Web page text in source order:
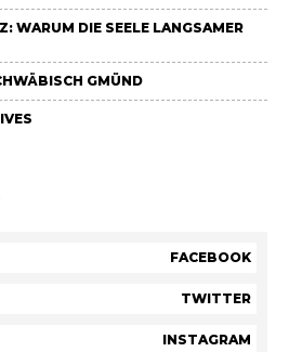
WARUM DIE SEELE LANGSAMER L
GMÜND
FACEBOOK
TWITTER
INSTAGRAM